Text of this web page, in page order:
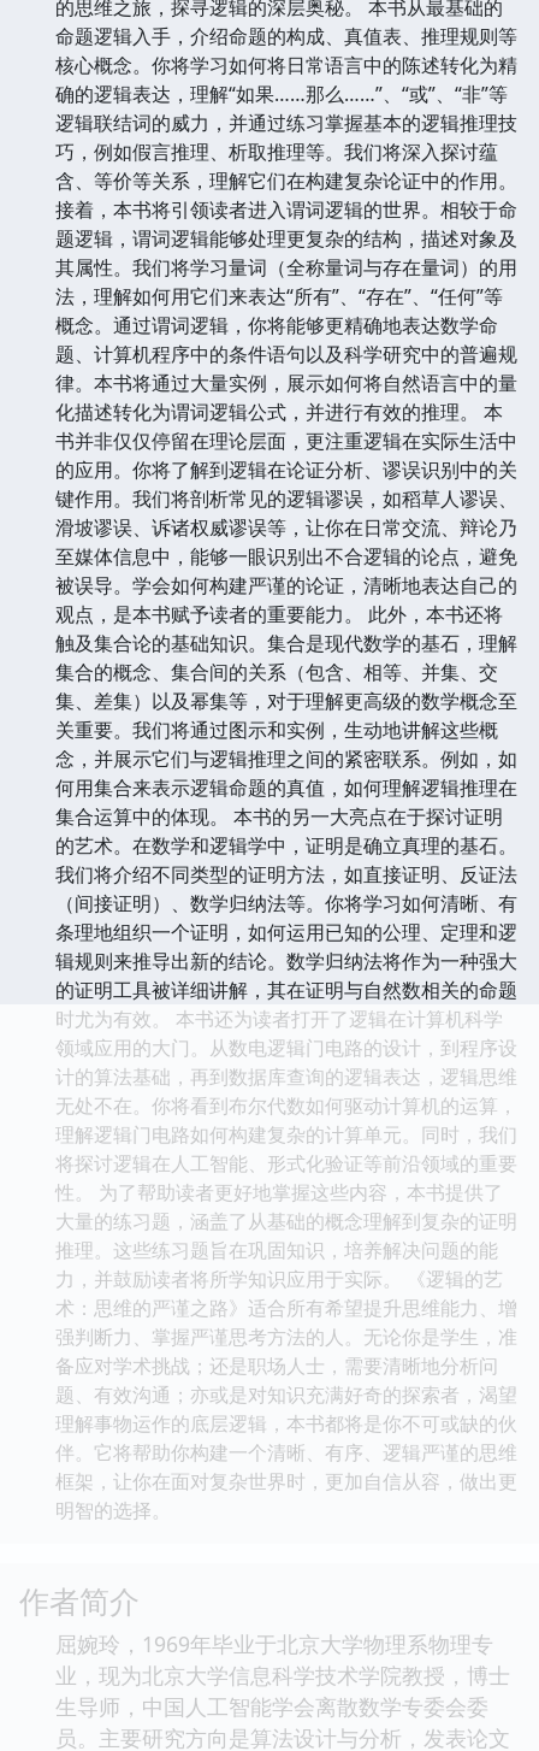
《逻辑的艺术：思维的严谨之路》 这是一本关于思考
的艺术与科学的入门指南。在信息爆炸的时代，我们每
天都被海量的信息包围，辨别真伪、洞察本质、做出明
智的决策变得尤为重要。本书将带领读者踏上一段严谨
的思维之旅，探寻逻辑的深层奥秘。 本书从最基础的
命题逻辑入手，介绍命题的构成、真值表、推理规则等
核心概念。你将学习如何将日常语言中的陈述转化为精
确的逻辑表达，理解“如果……那么……”、“或”、“非”等
逻辑联结词的威力，并通过练习掌握基本的逻辑推理技
巧，例如假言推理、析取推理等。我们将深入探讨蕴
含、等价等关系，理解它们在构建复杂论证中的作用。
接着，本书将引领读者进入谓词逻辑的世界。相较于命
题逻辑，谓词逻辑能够处理更复杂的结构，描述对象及
其属性。我们将学习量词（全称量词与存在量词）的用
法，理解如何用它们来表达“所有”、“存在”、“任何”等
概念。通过谓词逻辑，你将能够更精确地表达数学命
题、计算机程序中的条件语句以及科学研究中的普遍规
律。本书将通过大量实例，展示如何将自然语言中的量
化描述转化为谓词逻辑公式，并进行有效的推理。 本
书并非仅仅停留在理论层面，更注重逻辑在实际生活中
的应用。你将了解到逻辑在论证分析、谬误识别中的关
键作用。我们将剖析常见的逻辑谬误，如稻草人谬误、
滑坡谬误、诉诸权威谬误等，让你在日常交流、辩论乃
至媒体信息中，能够一眼识别出不合逻辑的论点，避免
被误导。学会如何构建严谨的论证，清晰地表达自己的
观点，是本书赋予读者的重要能力。 此外，本书还将
触及集合论的基础知识。集合是现代数学的基石，理解
集合的概念、集合间的关系（包含、相等、并集、交
集、差集）以及幂集等，对于理解更高级的数学概念至
关重要。我们将通过图示和实例，生动地讲解这些概
念，并展示它们与逻辑推理之间的紧密联系。例如，如
何用集合来表示逻辑命题的真值，如何理解逻辑推理在
集合运算中的体现。 本书的另一大亮点在于探讨证明
的艺术。在数学和逻辑学中，证明是确立真理的基石。
我们将介绍不同类型的证明方法，如直接证明、反证法
（间接证明）、数学归纳法等。你将学习如何清晰、有
条理地组织一个证明，如何运用已知的公理、定理和逻
辑规则来推导出新的结论。数学归纳法将作为一种强大
的证明工具被详细讲解，其在证明与自然数相关的命题
时尤为有效。 本书还为读者打开了逻辑在计算机科学
领域应用的大门。从数电逻辑门电路的设计，到程序设
计的算法基础，再到数据库查询的逻辑表达，逻辑思维
无处不在。你将看到布尔代数如何驱动计算机的运算，
理解逻辑门电路如何构建复杂的计算单元。同时，我们
将探讨逻辑在人工智能、形式化验证等前沿领域的重要
性。 为了帮助读者更好地掌握这些内容，本书提供了
大量的练习题，涵盖了从基础的概念理解到复杂的证明
推理。这些练习题旨在巩固知识，培养解决问题的能
力，并鼓励读者将所学知识应用于实际。 《逻辑的艺
术：思维的严谨之路》适合所有希望提升思维能力、增
强判断力、掌握严谨思考方法的人。无论你是学生，准
备应对学术挑战；还是职场人士，需要清晰地分析问
题、有效沟通；亦或是对知识充满好奇的探索者，渴望
框架，让你在面对复杂世界时，更加自信从容，做出更
明智的选择。
作者简介